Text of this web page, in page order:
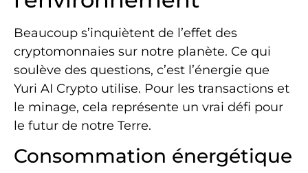
Beaucoup s’inquiètent de l’effet des
cryptomonnaies sur notre planète. Ce qui
soulève des questions, c’est l’énergie que
Yuri AI Crypto utilise. Pour les transactions et
le minage, cela représente un vrai défi pour
le futur de notre Terre.
Consommation énergétique